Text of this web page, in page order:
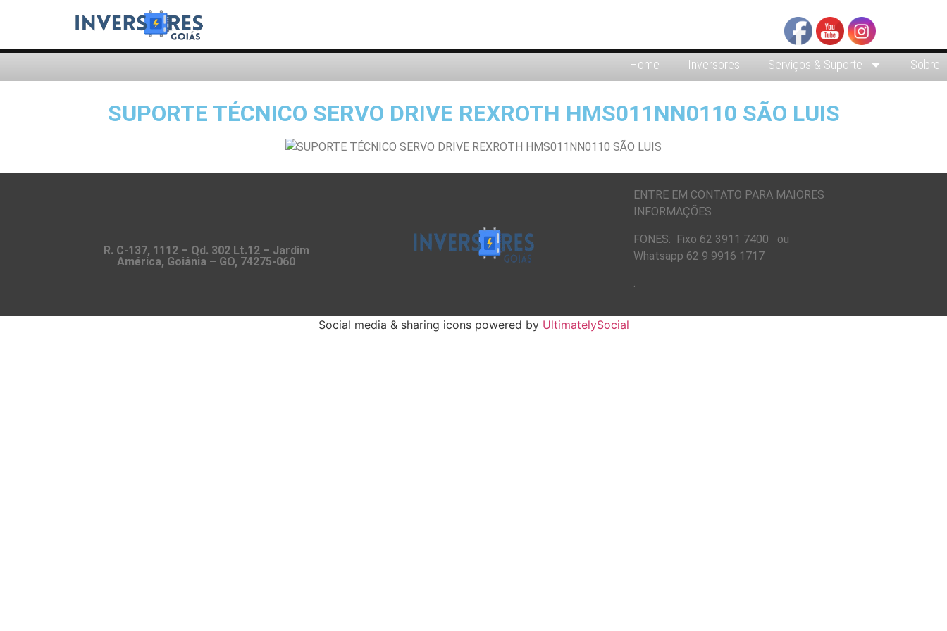
Home Inversores Serviços & Suporte Sobre
SUPORTE TÉCNICO SERVO DRIVE REXROTH HMS011NN0110 SÃO LUIS
R. C-137, 1112 – Qd. 302 Lt.12 – Jardim
América, Goiânia – GO, 74275-060
ENTRE EM CONTATO PARA MAIORES
INFORMAÇÕES
FONES: Fixo 62 3911 7400 ou
Whatsapp 62 9 9916 1717
.
Social media & sharing icons powered by UltimatelySocial